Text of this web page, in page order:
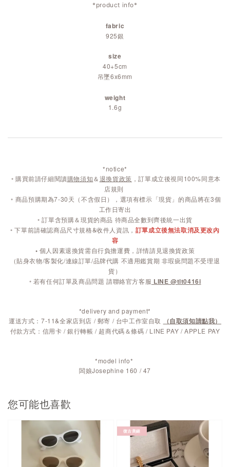
*product info*
fabric
925銀
size
40+5cm
吊墜6x6mm
weight
1.6g
*notice*
◦ 購買前請仔細閱讀購物須知＆退換貨政策 ，訂單成立後視同100%同意本
店規則
◦ 商品預購期為7-30天（不含假日），選項有標示「現貨」的商品將在3個
工作日寄出
◦ 訂單含預購＆現貨的商品 待商品全數到齊後統一出貨
◦ 下單前請確認商品尺寸規格&收件人資訊， 訂單成立後無法取消及更改內
容
◦ 個人因素退換貨需自行負擔運費，詳情請見退換貨政策
（貼身衣物/客製化/連線訂單/品牌代購 不適用鑑賞期 非瑕疵問題不受理退
貨）
◦ 若有任何訂單及商品問題 請聯絡官方客服 LINE @tlt0416i
*delivery and payment*
運送方式：7-11&全家店到店 / 郵寄 / 台中工作室自取
（自取須知請點我）
付款方式：信用卡 / 銀行轉帳 / 超商代碼＆條碼 / LINE PAY / APPLE PAY
*model info*
闆娘Josephine 160 / 47
您可能也喜歡
復古美錶